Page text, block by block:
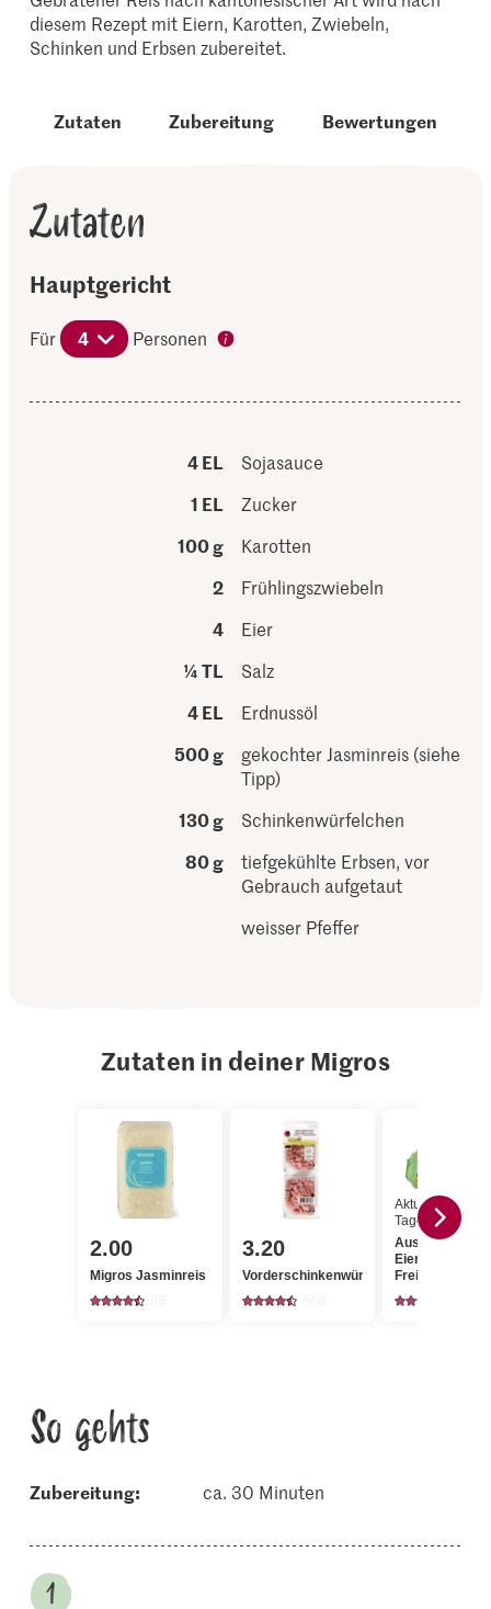
diesem Rezept mit Eiern, Karotten, Zwiebeln,
Schinken und Erbsen zubereitet.
Zutaten Zubereitung Bewertungen
Zutaten
Hauptgericht
Für 4 Personen
4 EL
Sojasauce
1 EL
Zucker
100 g
Karotten
2
Frühlingszwiebeln
4
Eier
¼ TL
Salz
4 EL
Erdnussöl
500 g
gekochter Jasminreis (siehe
Tipp)
130 g
Schinkenwürfelchen
80 g
tiefgekühlte Erbsen, vor
Gebrauch aufgetaut
weisser Pfeffer
Zutaten in deiner Migros
2.00
Migros Jasminreis
3.20
Vorderschinkenwürfel
Aktueller
Tagespreis
Aus der Region
Eier
Freilandhaltung
So gehts
Zubereitung: ca. 30 Minuten